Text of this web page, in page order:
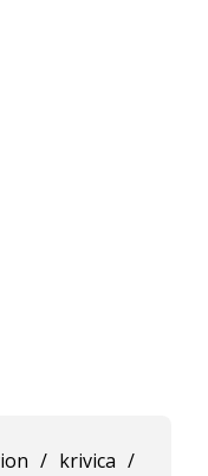
/ krivica /